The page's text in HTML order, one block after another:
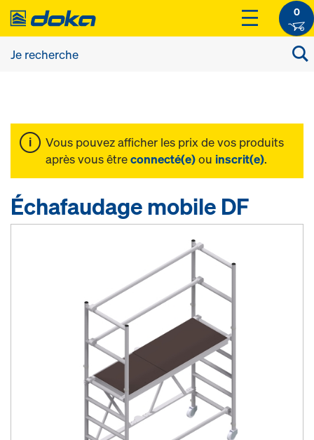
0
Vous pouvez afficher les prix de vos produits
après vous êtreconnecté(e)ou inscrit(e).
Échafaudage mobile DF